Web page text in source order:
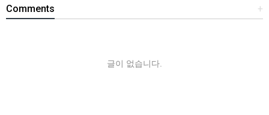
+
Comments
글이 없습니다.